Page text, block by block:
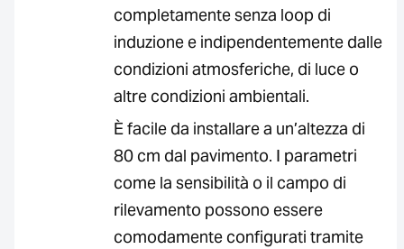
completamente senza loop di
induzione e indipendentemente dalle
condizioni atmosferiche, di luce o
altre condizioni ambientali.
È facile da installare a un’altezza di
80 cm dal pavimento. I parametri
come la sensibilità o il campo di
rilevamento possono essere
comodamente configurati tramite